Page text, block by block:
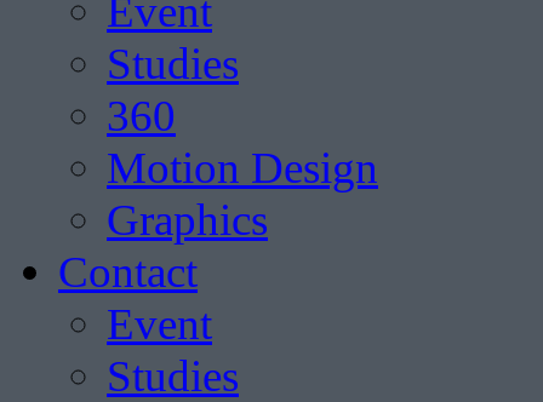
Event
Studies
360
Motion Design
Graphics
Contact
Event
Studies